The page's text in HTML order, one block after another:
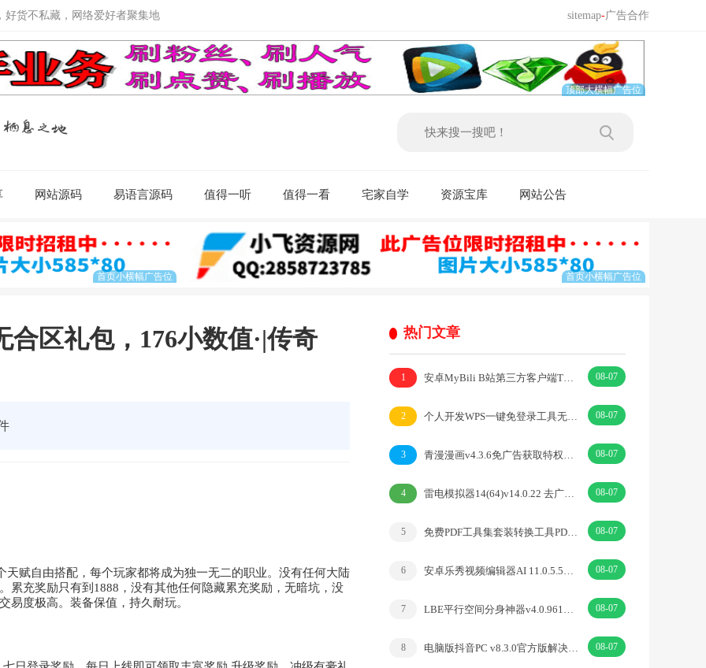
货不私藏，网络爱好者聚集地 sitemap-广告合作
网站源码 易语言源码 值得一听 值得一看 宅家自学 资源宝库 网站公告
区礼包，176小数值·|传奇
赋自由搭配，每个玩家都将成为独一无二的职业。没有任何大陆
累充奖励只有到1888，没有其他任何隐藏累充奖励，无暗坑，没
易度极高。装备保值，持久耐玩。
热门文章
1 安卓MyBili B站第三方客户端TV版v1.6.9 08-07
2 个人开发WPS一键免登录工具无需登录账号 08-07
3 青漫漫画v4.3.6免广告获取特权重制修复版 08-07
4 雷电模拟器14(64)v14.0.22 去广告绿色纯净版 08-07
5 免费PDF工具集套装转换工具PDFgear v2.1.18 08-07
6 安卓乐秀视频编辑器AI 11.0.5.5去广告解锁VIP版 08-07
7 LBE平行空间分身神器v4.0.9612解锁vip专业版 08-07
8 电脑版抖音PC v8.3.0官方版解决网页切换烦恼 08-07